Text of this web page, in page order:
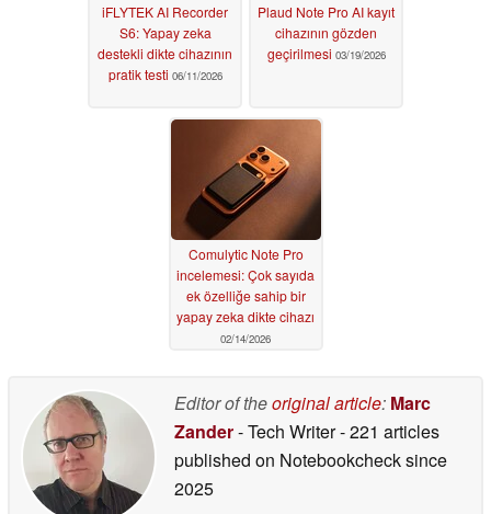
iFLYTEK AI Recorder
S6: Yapay zeka
destekli dikte cihazının
pratik testi 06/11/2026
Plaud Note Pro AI kayıt
cihazının gözden
geçirilmesi 03/19/2026
Comulytic Note Pro
incelemesi: Çok sayıda
ek özelliğe sahip bir
yapay zeka dikte cihazı
02/14/2026
Editor of theoriginal article: Marc
Zander- Tech Writer- 221 articles
published on Notebookchecksince
2025